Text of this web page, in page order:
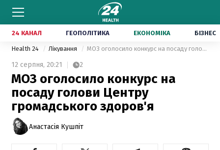
24 КАНАЛ ГЕОПОЛІТИКА ЕКОНОМІКА БІЗНЕС
Health 24 Лікування МОЗ оголосило конкурс на посаду голови Центру громадського здоров'я
12 серпня, 20:21 2
МОЗ оголосило конкурс на
посаду голови Центру
громадського здоров'я
Анастасія Кушпіт